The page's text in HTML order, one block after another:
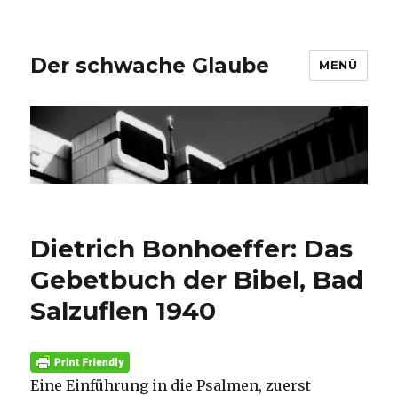
Der schwache Glaube MENÜ
Dietrich Bonhoeffer: Das
Gebetbuch der Bibel, Bad
Salzuflen 1940
Eine Einführung in die Psalmen, zuerst